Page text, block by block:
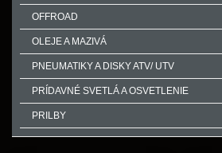
OFFROAD
OLEJE A MAZIVÁ
PNEUMATIKY A DISKY ATV/ UTV
PRÍDAVNÉ SVETLÁ A OSVETLENIE
PRILBY